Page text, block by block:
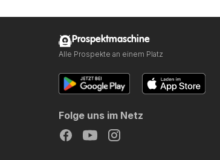
Prospektmaschine
Alle Prospekte an einem Platz
Folge uns im Netz